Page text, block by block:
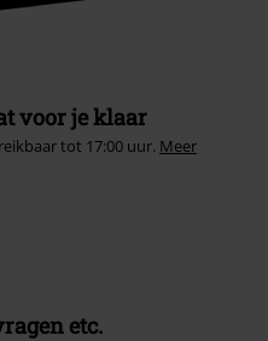
voor je klaar
tot 17:00 uur. Meer
etc.